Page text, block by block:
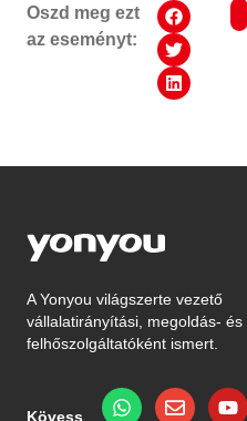
Oszd meg ezt
az eseményt:
A Yonyou világszerte vezető
vállalatirányítási, megoldás- és
felhőszolgáltatóként ismert.
Kövess